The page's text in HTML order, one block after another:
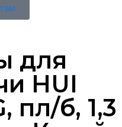
для
HUI
пл/б, 1,3